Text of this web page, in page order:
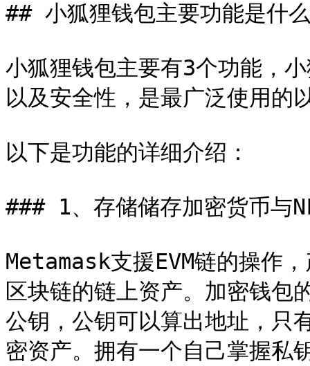
## 小狐狸钱包主要功能是什
小狐狸钱包主要有3个功能，
以及安全性，是最广泛使用的
以下是功能的详细介绍：
### 1、存储储存加密货币与
Metamask支援EVM链的操作
区块链的链上资产。加密钱包
公钥，公钥可以算出地址，只
密资产。拥有一个自己掌握私